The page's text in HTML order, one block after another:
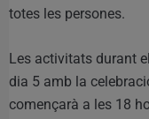
totes les persones.
Les activitats durant
dia 5 amb la
començarà a les 18